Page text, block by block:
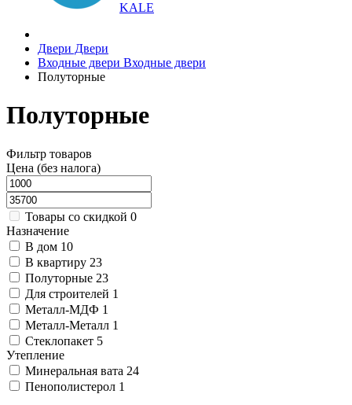
KALE
Двери Двери
Входные двери Входные двери
Полуторные
Полуторные
Фильтр товаров
Цена (без налога)
Товары со скидкой 0
Назначение
В дом 10
В квартиру 23
Полуторные 23
Для строителей 1
Металл-МДФ 1
Металл-Металл 1
Стеклопакет 5
Утепление
Минеральная вата 24
Пенополистерол 1